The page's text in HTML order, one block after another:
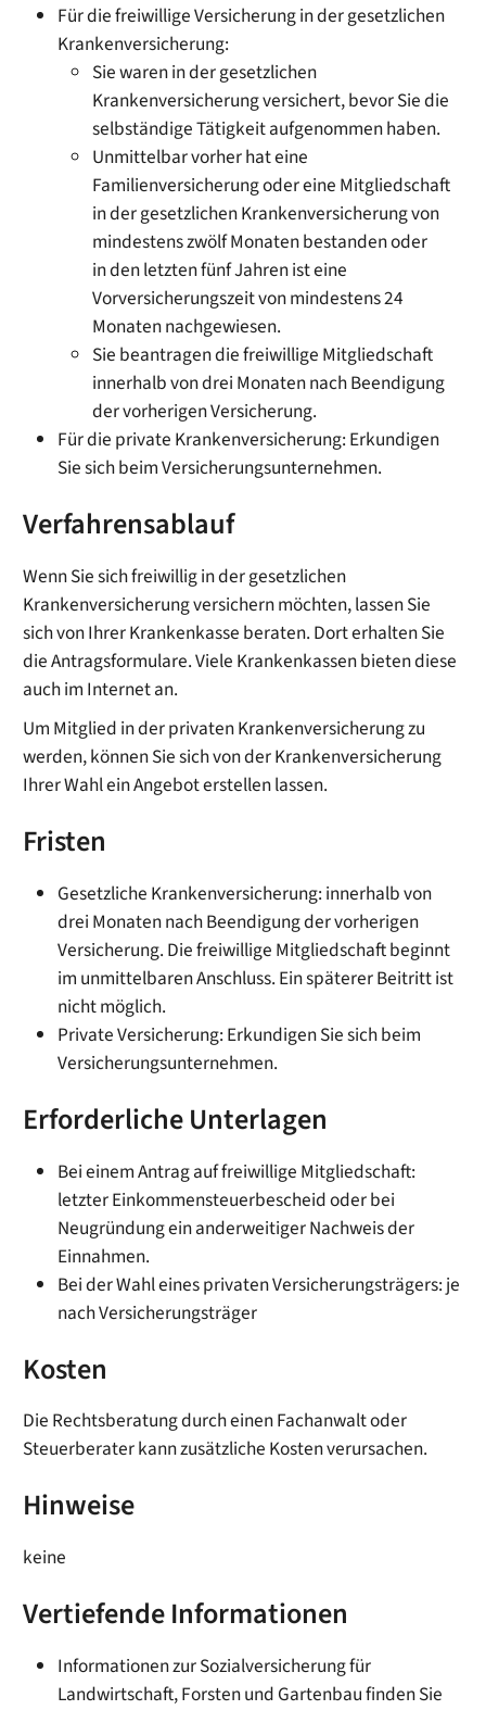
Für die freiwillige Versicherung in der gesetzlichen
Krankenversicherung:
Sie waren in der gesetzlichen
Krankenversicherung versichert, bevor Sie die
selbständige Tätigkeit aufgenommen haben.
Unmittelbar vorher hat eine
Familienversicherung oder eine Mitgliedschaft
in der gesetzlichen Krankenversicherung von
mindestens zwölf Monaten bestanden oder
in den letzten fünf Jahren ist eine
Vorversicherungszeit von mindestens 24
Monaten nachgewiesen.
Sie beantragen die freiwillige Mitgliedschaft
innerhalb von drei Monaten nach Beendigung
der vorherigen Versicherung.
Für die private Krankenversicherung: Erkundigen
Sie sich beim Versicherungsunternehmen.
Verfahrensablauf
Wenn Sie sich freiwillig in der gesetzlichen
Krankenversicherung versichern möchten, lassen Sie
sich von Ihrer Krankenkasse beraten. Dort erhalten Sie
die Antragsformulare. Viele Krankenkassen bieten diese
auch im Internet an.
Um Mitglied in der privaten Krankenversicherung zu
werden, können Sie sich von der Krankenversicherung
Ihrer Wahl ein Angebot erstellen lassen.
Fristen
Gesetzliche Krankenversicherung: innerhalb von
drei Monaten nach Beendigung der vorherigen
Versicherung. Die freiwillige Mitgliedschaft beginnt
im unmittelbaren Anschluss. Ein späterer Beitritt ist
nicht möglich.
Private Versicherung: Erkundigen Sie sich beim
Versicherungsunternehmen.
Erforderliche Unterlagen
Bei einem Antrag auf freiwillige Mitgliedschaft:
letzter Einkommensteuerbescheid oder bei
Neugründung ein anderweitiger Nachweis der
Einnahmen.
Bei der Wahl eines privaten Versicherungsträgers: je
nach Versicherungsträger
Kosten
Die Rechtsberatung durch einen Fachanwalt oder
Steuerberater kann zusätzliche Kosten verursachen.
Hinweise
keine
Vertiefende Informationen
Informationen zurSozialversicherung für
Landwirtschaft, Forsten und Gartenbaufinden Sie